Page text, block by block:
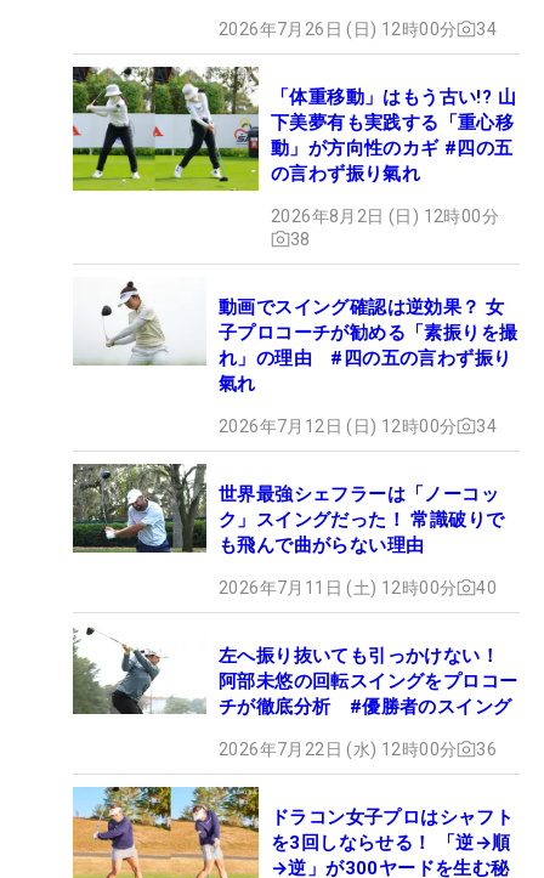
2026年7月26日 (日) 12時00分 34
「体重移動」はもう古い!? 山
下美夢有も実践する「重心移
動」が方向性のカギ #四の五
の言わず振り氣れ
2026年8月2日 (日) 12時00分
38
動画でスイング確認は逆効果？ 女
子プロコーチが勧める「素振りを撮
れ」の理由 #四の五の言わず振り
氣れ
2026年7月12日 (日) 12時00分 34
世界最強シェフラーは「ノーコッ
ク」スイングだった！ 常識破りで
も飛んで曲がらない理由
2026年7月11日 (土) 12時00分 40
左へ振り抜いても引っかけない！
阿部未悠の回転スイングをプロコー
チが徹底分析 #優勝者のスイング
2026年7月22日 (水) 12時00分 36
ドラコン女子プロはシャフト
を3回しならせる！ 「逆→順
→逆」が300ヤードを生む秘